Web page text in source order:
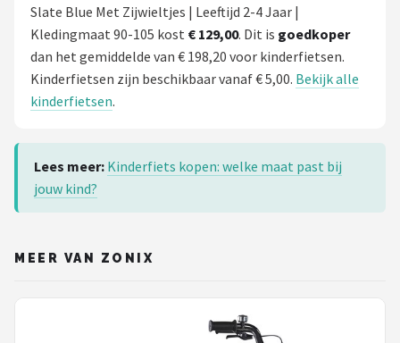
Slate Blue Met Zijwieltjes | Leeftijd 2-4 Jaar |
Kledingmaat 90-105 kost € 129,00. Dit is goedkoper
dan het gemiddelde van € 198,20 voor kinderfietsen.
Kinderfietsen zijn beschikbaar vanaf € 5,00. Bekijk alle
kinderfietsen.
Lees meer: Kinderfiets kopen: welke maat past bij
jouw kind?
MEER VAN ZONIX